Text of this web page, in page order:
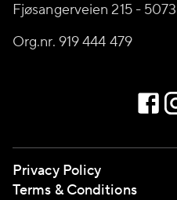
Fjøsangerveien 215 -
Org.nr. 919 444 479
Privacy Policy
Terms & Conditions